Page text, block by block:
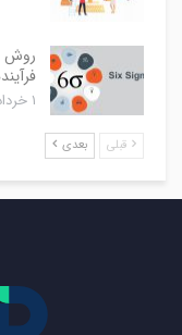
روش
۱ خرداد ۱۴۰۰
قبلی بعدی